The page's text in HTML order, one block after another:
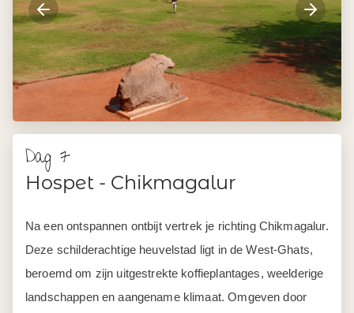
Dag 7
Hospet - Chikmagalur
Na een ontspannen ontbijt vertrek je richting Chikmagalur.
Deze schilderachtige heuvelstad ligt in de West-Ghats,
beroemd om zijn uitgestrekte koffieplantages, weelderige
landschappen en aangename klimaat. Omgeven door